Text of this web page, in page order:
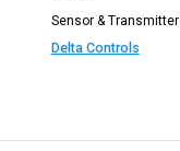
Sensor & Transmitter
Delta Controls